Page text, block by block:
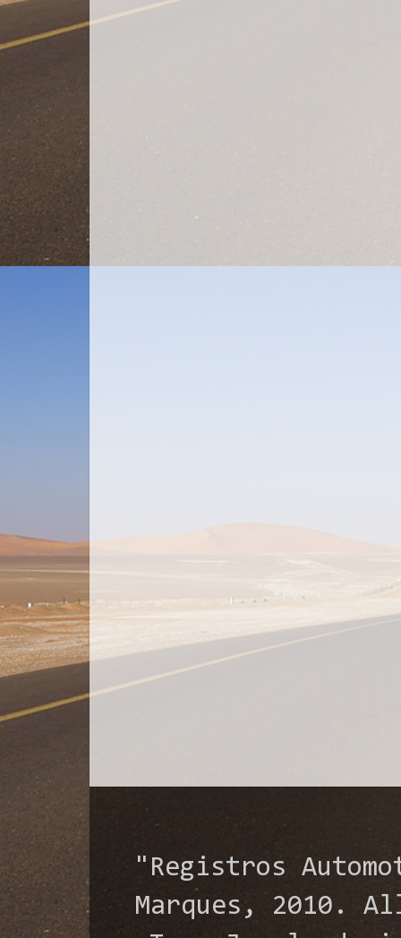
"Registros
Marques, 2010.